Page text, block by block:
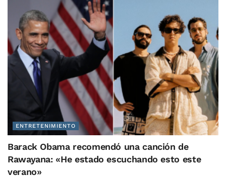
ENTRETENIMIENTO
Barack Obama recomendó una canción de
Rawayana: «He estado escuchando esto este
verano»